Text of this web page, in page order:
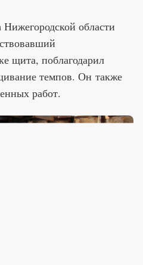
Нижегородской области
щита, поблагодарил
темпов. Он также
работ.